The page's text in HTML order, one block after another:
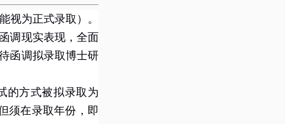
视为正式录取）。
调现实表现，全面
函调拟录取博士研
的方式被拟录取为
须在录取年份，即